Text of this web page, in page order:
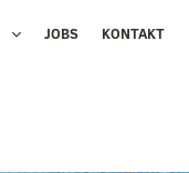
JOBS KONTAKT